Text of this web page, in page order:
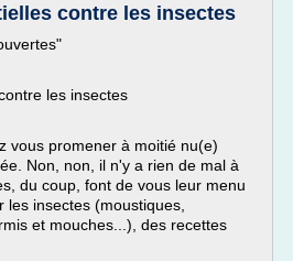
contre les insectes
les insectes
vous promener à moitié nu(e)
Non, non, il n'y a rien de mal à
du coup, font de vous leur menu
insectes (moustiques,
et mouches...), des recettes